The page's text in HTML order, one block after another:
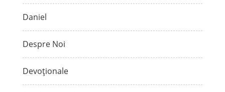
Daniel
Despre Noi
Devoționale